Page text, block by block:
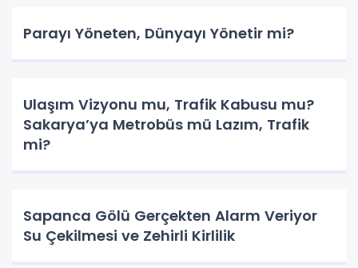
Parayı Yöneten, Dünyayı Yönetir mi?
Ulaşım Vizyonu mu, Trafik Kabusu mu?
Sakarya’ya Metrobüs mü Lazım, Trafik
mi?
Sapanca Gölü Gerçekten Alarm Veriyor
Su Çekilmesi ve Zehirli Kirlilik